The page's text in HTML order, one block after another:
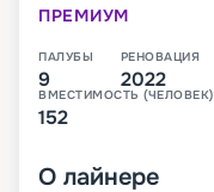
ПРЕМИУМ
ПАЛУБЫ
9
РЕНОВАЦИЯ
2022
ВМЕСТИМОСТЬ (ЧЕЛОВЕК)
152
О лайнере